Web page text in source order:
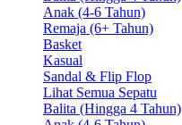
Anak (4-6 Tahun)
Remaja (6+ Tahun)
Basket
Kasual
Sandal & Flip Flop
Lihat Semua Sepatu
Balita (Hingga 4 Tahun)